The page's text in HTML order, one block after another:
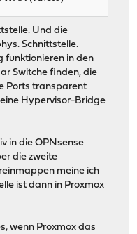
Und die
Schnittstelle.
funktionieren in den
Switche finden, die
Ports transparent
Hypervisor-Bridge
in die OPNsense
die zweite
meine ich
ist dann in Proxmox
wenn Proxmox das